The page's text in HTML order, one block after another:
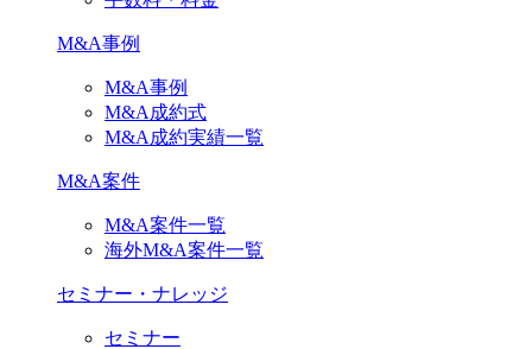
M&A事例
M&A事例
M&A成約式
M&A成約実績一覧
M&A案件
M&A案件一覧
海外M&A案件一覧
セミナー・ナレッジ
セミナー